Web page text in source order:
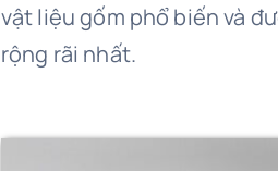
vật liệu gốm phổ biến và
rộng rãi nhất.